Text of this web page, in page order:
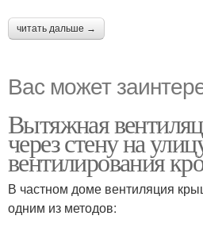
читать дальше →
Вас может
Вытяжная
через стену на
вентилирования
В частном доме вентиляция
одним из методов: